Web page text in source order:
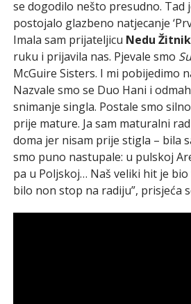
se dogodilo nešto presudno. Tad
postojalo glazbeno natjecanje
Imala sam prijateljicu Nedu Žitnik
ruku i prijavila nas. Pjevale smo
McGuire Sisters. I mi pobijedimo
Nazvale smo se Duo Hani i
snimanje singla. Postale smo
prije mature. Ja sam maturalni
doma jer nisam prije stigla – bila
smo puno nastupale: u pulskoj
pa u Poljskoj… Naš veliki hit je bio
bilo non stop na radiju”, prisjeća